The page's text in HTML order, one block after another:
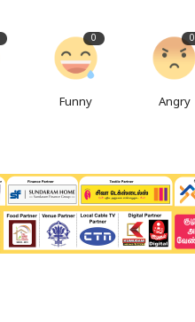
0
Funny
0
Angry